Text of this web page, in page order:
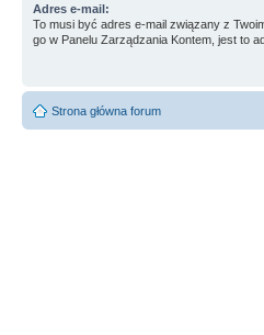
Adres e-mail:
To musi być adres e-mail związany z
go w Panelu Zarządzania Kontem, jest to
Strona główna forum